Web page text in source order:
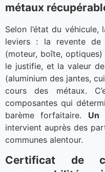
métaux
Selon l’état du
leviers : la revente de
(moteur, boîte,
le justifie, et la valeur
(aluminium des jantes,
cours des métaux.
composantes qui
barème forfaitaire. Un
intervient auprès des
communes alentour.
Certificat de